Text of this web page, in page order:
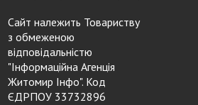
Сайт належить Товариству
з обмеженою
відповідальністю
"Інформаційна Агенція
Житомир Інфо". Код
ЄДРПОУ 33732896